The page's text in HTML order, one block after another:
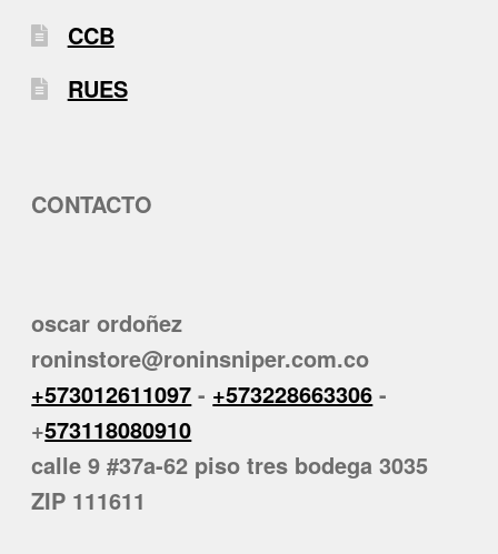
CCB
RUES
CONTACTO
oscar ordoñez
roninstore@roninsniper.com.co
+573012611097 - +573228663306 -
+573118080910
calle 9 #37a-62 piso tres bodega 3035
ZIP 111611